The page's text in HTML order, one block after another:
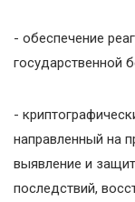
- обеспечение
государственной
-
направленный на
выявление и
последствий,